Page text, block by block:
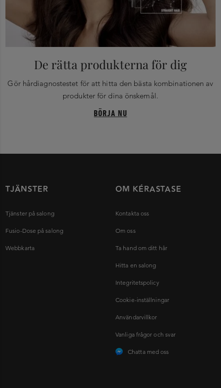
De rätta produkterna för dig
Gör hårdiagnostestet för att hitta den bästa kombinationen av
produkter för dina önskemål.
BÖRJA NU
TJÄNSTER
Tjänster på salong
Fusio-Dose på salong
Webbkarta
OM KÉRASTASE
Kontakta oss
Om oss
Ta hand om ditt hår
Hitta en salong
Integritetspolicy
Cookie-inställningar
Användarvillkor
Vanliga frågor och svar
Chatta med oss